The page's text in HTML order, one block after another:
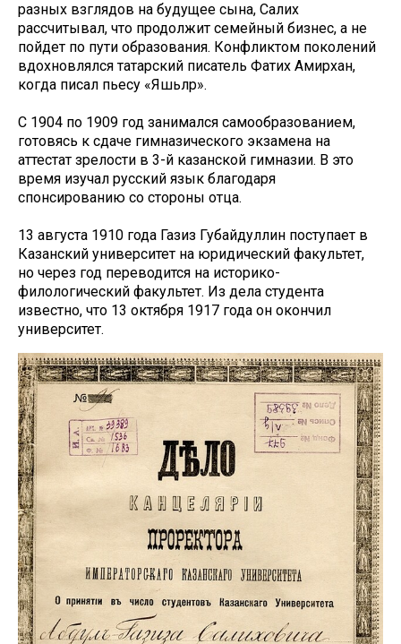
разных взглядов на будущее сына, Салих
рассчитывал, что продолжит семейный бизнес, а не
пойдет по пути образования. Конфликтом поколений
вдохновлялся татарский писатель Фатих Амирхан,
когда писал пьесу «Яшьләр».
С 1904 по 1909 год занимался самообразованием,
готовясь к сдаче гимназического экзамена на
аттестат зрелости в 3-й казанской гимназии. В это
время изучал русский язык благодаря
спонсированию со стороны отца.
13 августа 1910 года Газиз Губайдуллин поступает в
Казанский университет на юридический факультет,
но через год переводится на историко-
филологический факультет. Из дела студента
известно, что 13 октября 1917 года он окончил
университет.